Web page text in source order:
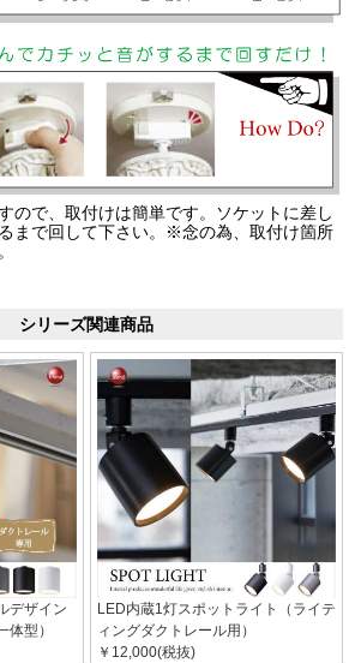
ので、取付けは簡単です。ソケットに差し
まで回して下さい。※念の為、取付け箇所
シリーズ関連商品
デザイン
型）
LED内蔵1灯スポットライト（ライテ
ィングダクトレール用）
￥12,000(税抜)